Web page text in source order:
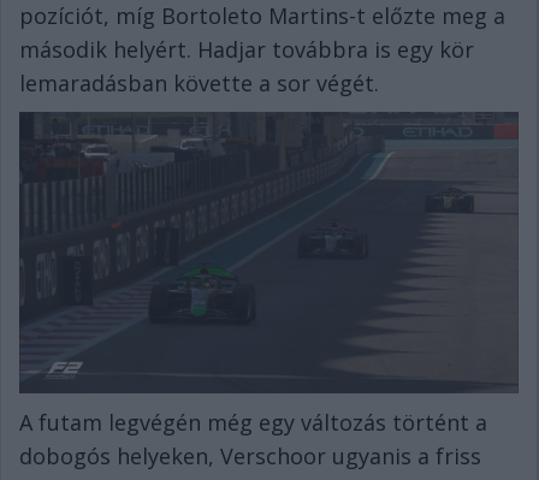
pozíciót, míg Bortoleto Martins-t előzte meg a
második helyért. Hadjar továbbra is egy kör
lemaradásban követte a sor végét.
A futam legvégén még egy változás történt a
dobogós helyeken, Verschoor ugyanis a friss